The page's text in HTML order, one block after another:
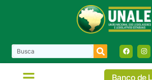
Banco de